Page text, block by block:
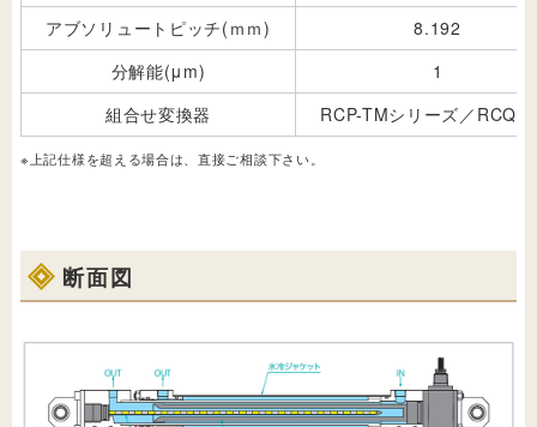
アブソリュートピッチ(ｍｍ)
8.192
分解能(μm)
1
組合せ変換器
RCP-TMシリーズ／RCQ-
※上記仕様を超える場合は、直接ご相談下さい。
断面図